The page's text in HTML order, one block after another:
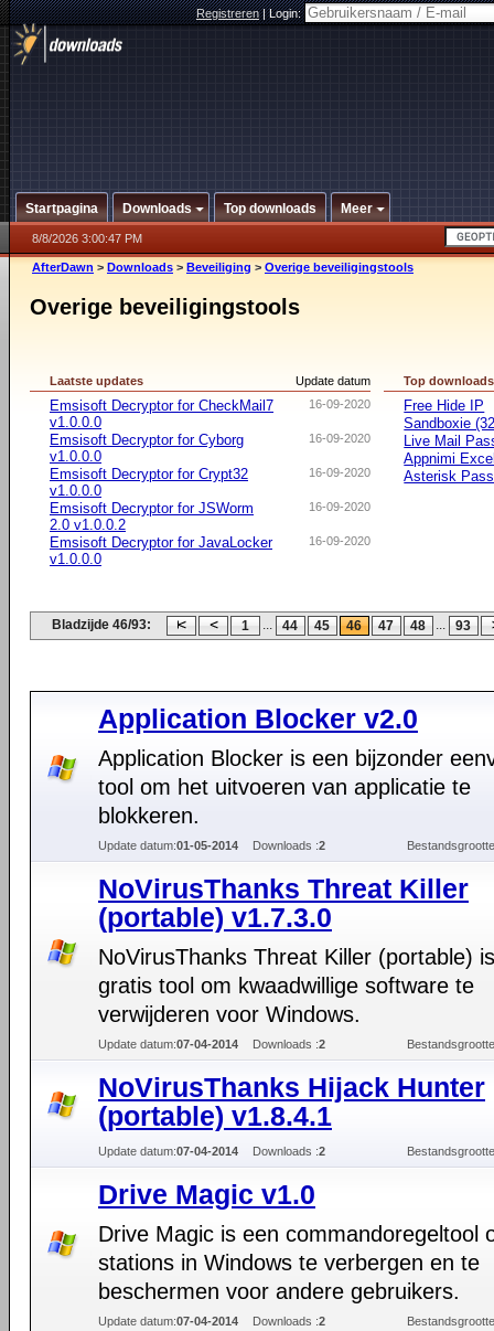
Registreren|Login:
Startpagina Downloads Top downloads Meer
8/8/2026 3:00:47 PM
AfterDawn > Downloads > Beveiliging > Overige beveiligingstools
Overige beveiligingstools
Update datum
Laatste updates
16-09-2020
Emsisoft Decryptor for CheckMail7
v1.0.0.0
16-09-2020
Emsisoft Decryptor for Cyborg
v1.0.0.0
16-09-2020
Emsisoft Decryptor for Crypt32
v1.0.0.0
16-09-2020
Emsisoft Decryptor for JSWorm
2.0 v1.0.0.2
16-09-2020
Emsisoft Decryptor for JavaLocker
v1.0.0.0
Top downloads
Free Hide IP
Sandboxie
Live Mail
Appnimi
Asterisk
Bladzijde 46/93: 1 ... 44 45 46 47 48 ... 93
Application Blocker v2.0
Application Blocker is een bijzonder
tool om het uitvoeren van applicatie te
blokkeren.
Update datum:01-05-2014 Downloads :2
NoVirusThanks Threat Killer
(portable) v1.7.3.0
NoVirusThanks Threat Killer (portable)
gratis tool om kwaadwillige software te
verwijderen voor Windows.
Update datum:07-04-2014 Downloads :2
NoVirusThanks Hijack Hunter
(portable) v1.8.4.1
Update datum:07-04-2014 Downloads :2
Drive Magic v1.0
Drive Magic is een commandoregeltool
stations in Windows te verbergen en te
beschermen voor andere gebruikers.
Update datum:07-04-2014 Downloads :2